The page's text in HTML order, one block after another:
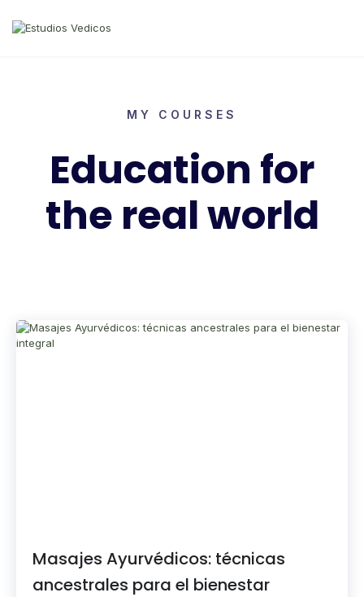
MY COURSES
Education for
the real world
Masajes Ayurvédicos: técnicas
ancestrales para el bienestar